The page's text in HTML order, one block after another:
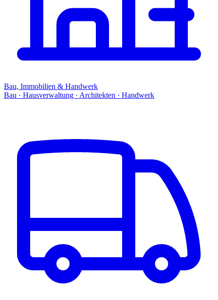
Bau, Immobilien & Handwerk
Bau · Hausverwaltung · Architekten · Handwerk